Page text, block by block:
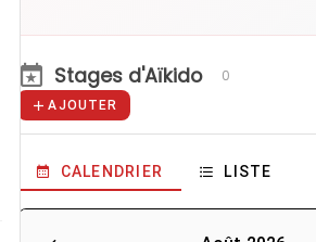
Stages d'Aïkido 0
AJOUTER
CALENDRIER LISTE